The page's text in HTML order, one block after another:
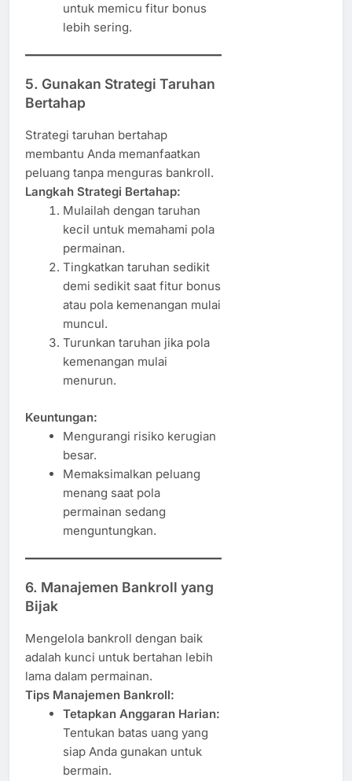
untuk memicu fitur bonus
lebih sering.
5. Gunakan Strategi Taruhan
Bertahap
Strategi taruhan bertahap
membantu Anda memanfaatkan
peluang tanpa menguras bankroll.
Langkah Strategi Bertahap:
Mulailah dengan taruhan
kecil untuk memahami pola
permainan.
Tingkatkan taruhan sedikit
demi sedikit saat fitur bonus
atau pola kemenangan mulai
muncul.
Turunkan taruhan jika pola
kemenangan mulai
menurun.
Keuntungan:
Mengurangi risiko kerugian
besar.
Memaksimalkan peluang
menang saat pola
permainan sedang
menguntungkan.
6. Manajemen Bankroll yang
Bijak
Mengelola bankroll dengan baik
adalah kunci untuk bertahan lebih
lama dalam permainan.
Tips Manajemen Bankroll:
Tetapkan Anggaran Harian:
Tentukan batas uang yang
siap Anda gunakan untuk
bermain.